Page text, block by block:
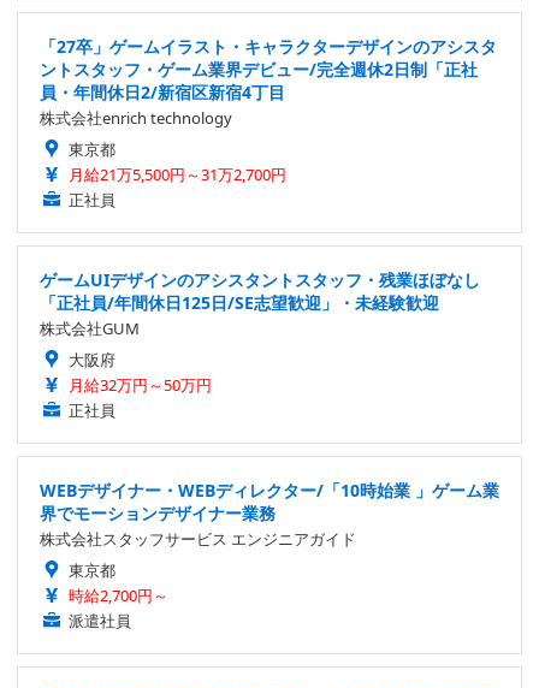
「27卒」ゲームイラスト・キャラクターデザインのアシスタ
ントスタッフ・ゲーム業界デビュー/完全週休2日制「正社
員・年間休日2/新宿区新宿4丁目
株式会社enrich technology
東京都
月給21万5,500円～31万2,700円
正社員
ゲームUIデザインのアシスタントスタッフ・残業ほぼなし
「正社員/年間休日125日/SE志望歓迎」・未経験歓迎
株式会社GUM
大阪府
月給32万円～50万円
正社員
WEBデザイナー・WEBディレクター/「10時始業 」ゲーム業
界でモーションデザイナー業務
株式会社スタッフサービス エンジニアガイド
東京都
時給2,700円～
派遣社員